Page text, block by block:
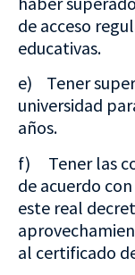
de acceso
educativas.
e) Tener
universidad
años.
f) Tener las
de acuerdo
este real
al certificado